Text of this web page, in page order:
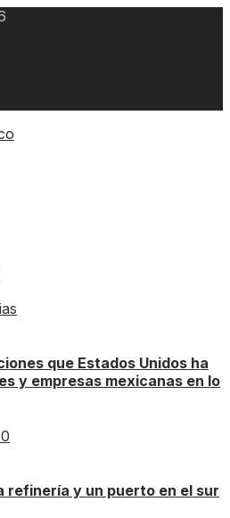
que Estados Unidos ha
y empresas mexicanas en lo
0
refinería y un puerto en el sur